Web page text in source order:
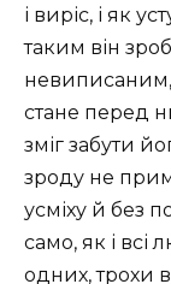
і виріс, і як
таким він
невиписаним,
стане перед
зміг забути
зроду не
усміху й без
само, як і всі
одних, трохи